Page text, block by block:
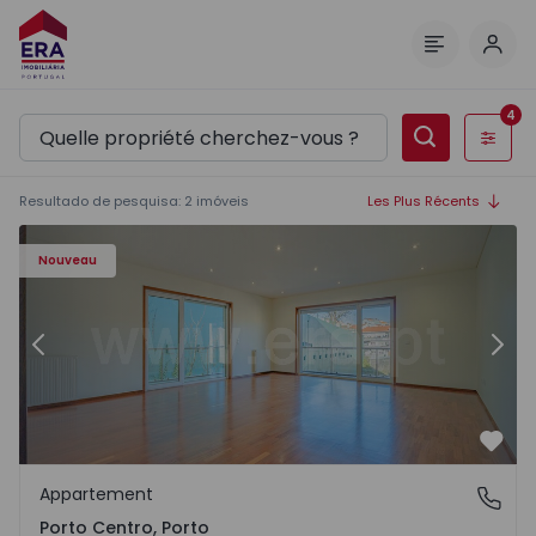
Filtres
4
Resultado de pesquisa: 2 imóveis Les Plus Récents
Nouveau
Appartement T2 Porto, Porto Centro - 1549409 - 1
Précédent
Porto Centro, Porto
Appartement
Porto Centro, Porto